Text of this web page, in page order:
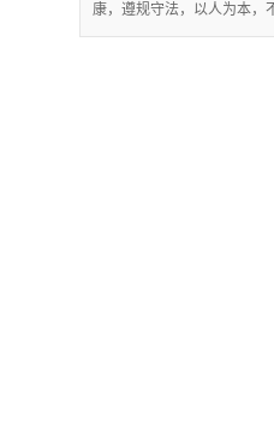
康，遵规守法，以人为本，